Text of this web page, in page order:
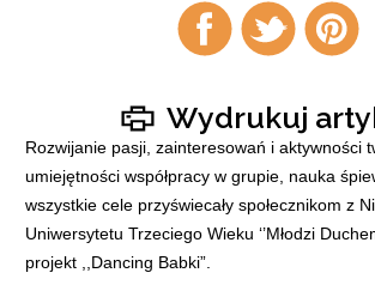
Udostępnij
na
facebook
Udostępnij
na
twitter
na
pintrest
Wydrukuj
Rozwijanie pasji, zainteresowań i aktywności
umiejętności współpracy w grupie, nauka
wszystkie cele przyświecały społecznikom z
Uniwersytetu Trzeciego Wieku ‘’Młodzi
projekt ,,Dancing Babki”.